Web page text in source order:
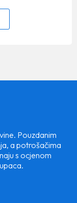
Pouzdanim
a potrošačima
s ocjenom